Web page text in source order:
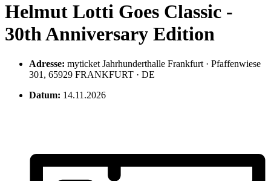
Helmut Lotti Goes Classic -
30th Anniversary Edition
Adresse: myticket Jahrhunderthalle Frankfurt · Pfaffenwiese
301, 65929 FRANKFURT · DE
Datum: 14.11.2026